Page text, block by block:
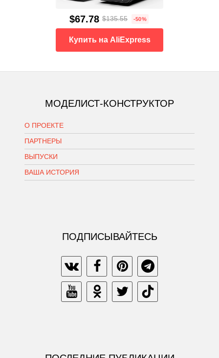
$67.78 $135.55 -50%
Купить на AliExpress
МОДЕЛИСТ-КОНСТРУКТОР
О ПРОЕКТЕ
ПАРТНЕРЫ
ВЫПУСКИ
ВАША ИСТОРИЯ
ПОДПИСЫВАЙТЕСЬ